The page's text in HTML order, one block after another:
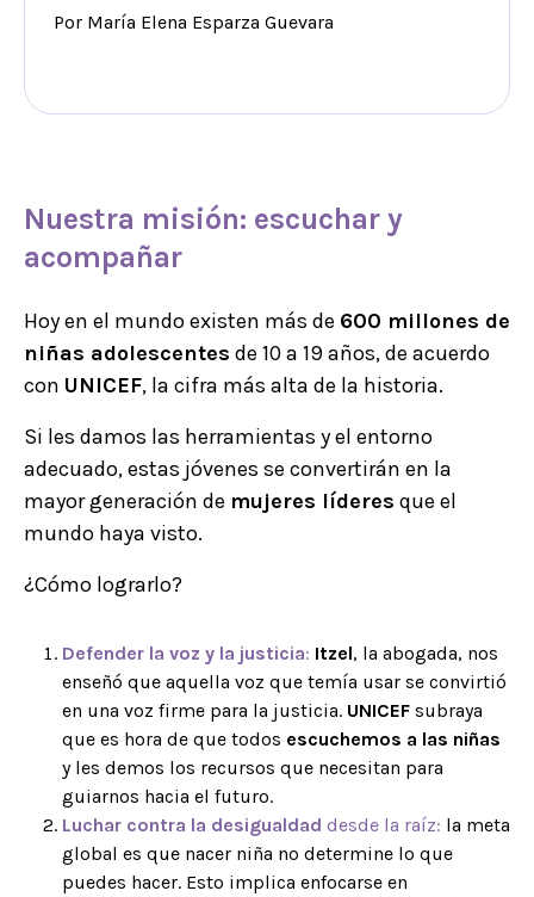
Por María Elena Esparza Guevara
Nuestra misión: escuchar y
acompañar
Hoy en el mundo existen más de 600 millones de
niñas adolescentes de 10 a 19 años, de acuerdo
con UNICEF, la cifra más alta de la historia.
Si les damos las herramientas y el entorno
adecuado, estas jóvenes se convertirán en la
mayor generación de mujeres líderes que el
mundo haya visto.
¿Cómo lograrlo?
Defender la voz y la justicia: Itzel, la abogada, nos
enseñó que aquella voz que temía usar se convirtió
en una voz firme para la justicia. UNICEF subraya
que es hora de que todos escuchemos a las niñas
y les demos los recursos que necesitan para
guiarnos hacia el futuro.
Luchar contra la desigualdad desde la raíz: la meta
global es que nacer niña no determine lo que
puedes hacer. Esto implica enfocarse en